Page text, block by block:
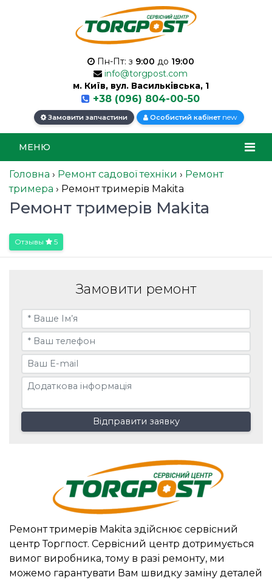
Пн-Пт: з 9:00 до 19:00
info@torgpost.com
м. Київ, вул. Васильківська, 1
+38 (096) 804-00-50
Замовити запчастини Особистий кабінет new
МЕНЮ
Головна › Ремонт садової техніки › Ремонт
тримера › Ремонт тримерів Makita
Ремонт тримерів Makita
Отзывы 5
Ремонт тримерів Makita здійснює сервісний
центр Торгпост. Сервісний центр дотримується
вимог виробника, тому в разі ремонту, ми
можемо гарантувати Вам швидку заміну деталей
Замовити ремонт
Відправити заявку